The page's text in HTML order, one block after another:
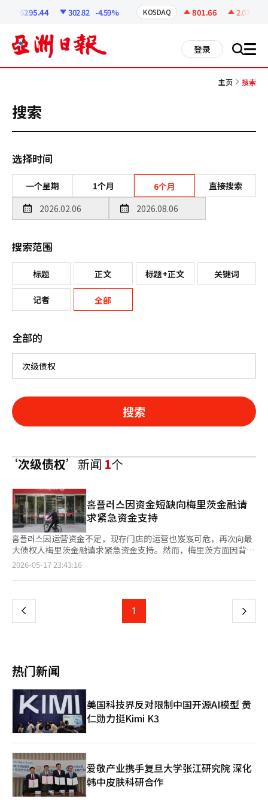
6295.44 302.82 -4.59% KOSDAQ 801.66 2.07
登录 搜 all
主页 搜索
搜索
选择时间
一个星期 1个月 6个月 直接搜索
搜索范围
标题 正文 标题+正文 关键词
记者 全部
全部的
搜索
‘次级债权’新闻1个
홈플러스因资金短缺向梅里茨金融请
求紧急资金支持
홈플러스因运营资金不足，现存门店的运营也岌岌可危，再次向最
大债权人梅里茨金融请求紧急资金支持。然而，梅里茨方面因背信
争议等原因，表示在没有明确履行担保的情况下，难以提供额外贷
里茨已将大部分主要资产以担保信托的形式锁定，因此无法自行筹
就是梅里茨。” 近期，홈플러스在流动性危机中持续进行门店缩减
和暂停营业的措施。此前，홈플러스已出售其超市业务部门홈플러
企业一旦停止营业，几乎不可能恢复正常。如果剩余的67家门店全
部停止营业，复苏程序的持续将变得困难，最终可能转向清算程
序。” 资金困难也影响到了员工的工资支付。홈플러스尚未支付4
月份的工资，预计21日的5月份工资支付也面临困难。 홈플러스已
向梅里茨请求在홈플러스快递出售尾款到账之前，确保运营资金的
桥接贷款支持。同时，也要求在复苏程序结束前提供用于结构调整
和营业正常化的紧急运营资金（DIP）金融支持。 如果复苏失败，
后果将非常严重。홈플러스表示：“梅里茨可以通过担保资产收回
大部分债权，但次级债权人的回收率可能会急剧下降。”并指
出：“员工的就业不安、入驻企业的损失、地区商圈的萎缩等社会
损失也可能扩大。” 接着，홈플러스呼吁梅里茨考虑社会责任，作
为包容性金融机构做出积极的决策。 另一方面，梅里茨金融对追
加资金支持持谨慎态度。业内人士透露，梅里茨金融在考虑提供桥
2026-05-17 23:43:16
上
页
1 下
热门新闻
美国科技界反对限制中国开源AI模型 黄
仁勋力挺Kimi K3
爱敬产业携手复旦大学张江研究院 深化
韩中皮肤科研合作